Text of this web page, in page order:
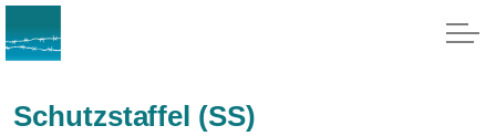
Schutzstaffel (SS)